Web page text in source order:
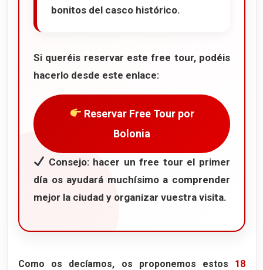
bonitos del casco histórico.
Si queréis reservar este free tour, podéis
hacerlo desde este enlace:
Reservar Free Tour por
Bolonia
Consejo: hacer un free tour el primer
día os ayudará muchísimo a comprender
mejor la ciudad y organizar vuestra visita.
Como os decíamos, os proponemos estos 18